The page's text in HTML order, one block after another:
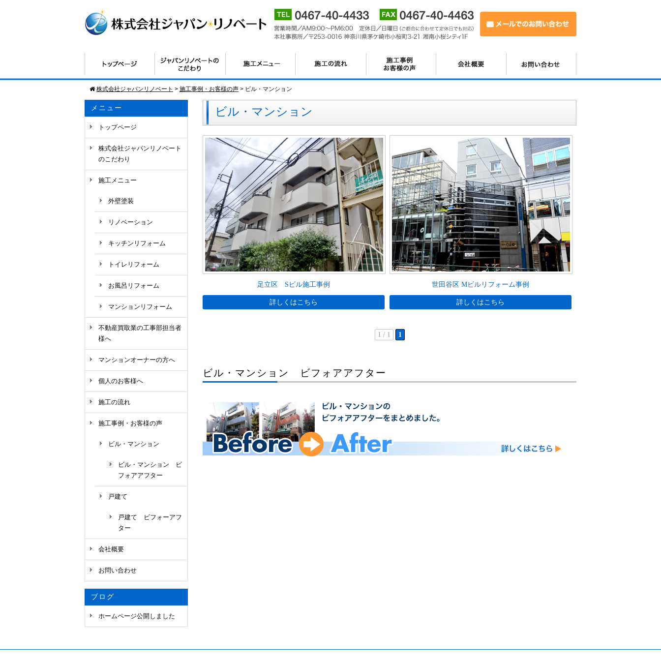
株式会社ジャパンリノベート > 施工事例・お客様の声 > ビル・マンション
ビル・マンション
足立区 Sビル施工事例
詳しくはこちら
世田谷区 Mビルリフォーム事例
詳しくはこちら
1 / 1 1
ビル・マンション ビフォアアフター
メニュー
トップページ
株式会社ジャパンリノベート
のこだわり
施工メニュー
外壁塗装
リノベーション
キッチンリフォーム
トイレリフォーム
お風呂リフォーム
マンションリフォーム
不動産買取業の工事部担当者
様へ
マンションオーナーの方へ
個人のお客様へ
施工の流れ
施工事例・お客様の声
ビル・マンション
ビル・マンション ビ
フォアアフター
戸建て
戸建て ビフォーアフ
ター
会社概要
お問い合わせ
ブログ
ホームページ公開しました